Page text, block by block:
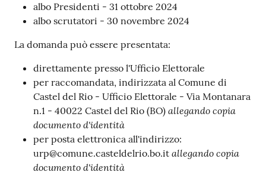
albo Presidenti - 31 ottobre 2024
albo scrutatori - 30 novembre 2024
La domanda può essere presentata:
direttamente presso l'Ufficio Elettorale
per raccomandata, indirizzata al Comune di
Castel del Rio - Ufficio Elettorale - Via Montanara
n.1 - 40022 Castel del Rio (BO) allegando copia
documento d'identità
per posta elettronica all'indirizzo:
urp@comune.casteldelrio.bo.it allegando copia
documento d'identità